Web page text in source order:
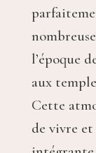
l’époque
aux
Cette
de vivre